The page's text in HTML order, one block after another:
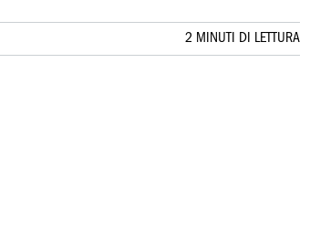
2 MINUTI DI LETTURA